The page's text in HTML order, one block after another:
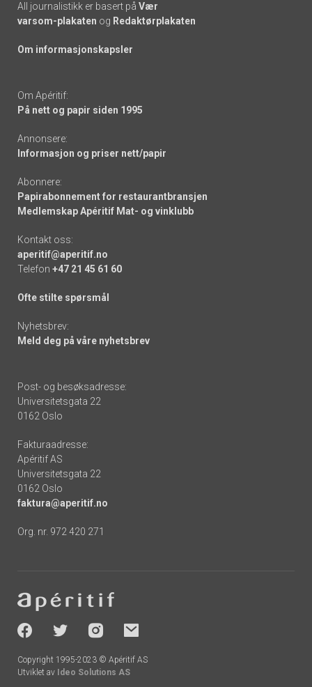
All journalistikk er basert på Vær
varsom-plakaten og Redaktørplakaten
Om informasjonskapsler
Om Apéritif:
På nett og papir siden 1995
Annonsere:
Informasjon og priser nett/papir
Abonnere:
Papirabonnement for restaurantbransjen
Medlemskap Apéritif Mat- og vinklubb
Kontakt oss:
aperitif@aperitif.no
Telefon +47 21 45 61 60
Ofte stilte spørsmål
Nyhetsbrev:
Meld deg på våre nyhetsbrev
Post- og besøksadresse:
Universitetsgata 22
0162 Oslo
Fakturaadresse:
Apéritif AS
Universitetsgata 22
0162 Oslo
faktura@aperitif.no
Org. nr. 972 420 271
-
socials
Copyright 1995-2023 © Apéritif AS
Utviklet av Ideo Solutions AS